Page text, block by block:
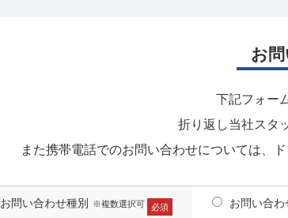
お
下記フォー
折り返し当社スタ
また携帯電話でのお問い合わせについては、
お問い合わせ種別 ※複数選択可 必須 お問い合わ